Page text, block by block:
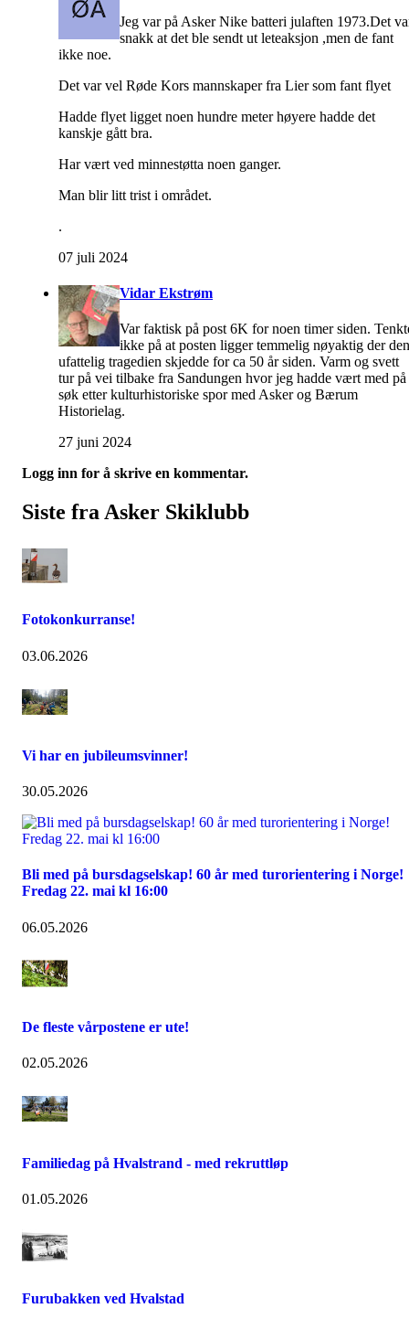
Jeg var på Asker Nike batteri julaften 1973.Det
snakk at det ble sendt ut leteaksjon ,men de fant
ikke noe.
Det var vel Røde Kors mannskaper fra Lier som fant flyet
Hadde flyet ligget noen hundre meter høyere hadde det
kanskje gått bra.
Har vært ved minnestøtta noen ganger.
Man blir litt trist i området.
.
07 juli 2024
Vidar Ekstrøm
Var faktisk på post 6K for noen timer siden.
ikke på at posten ligger temmelig nøyaktig der den
ufattelig tragedien skjedde for ca 50 år siden. Varm og svett
tur på vei tilbake fra Sandungen hvor jeg hadde vært med på
søk etter kulturhistoriske spor med Asker og Bærum
Historielag.
27 juni 2024
Logg inn for å skrive en kommentar.
Siste fra Asker Skiklubb
Fotokonkurranse!
03.06.2026
Vi har en jubileumsvinner!
30.05.2026
Bli med på bursdagselskap! 60 år med turorientering i Norge!
Fredag 22. mai kl 16:00
06.05.2026
De fleste vårpostene er ute!
02.05.2026
Familiedag på Hvalstrand - med rekruttløp
01.05.2026
Furubakken ved Hvalstad